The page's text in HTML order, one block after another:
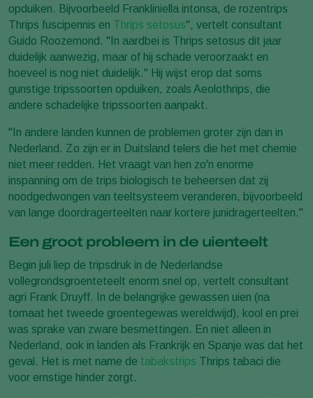
opduiken. Bijvoorbeeld Frankliniella intonsa, de rozentrips
Thrips fuscipennis en Thrips setosus", vertelt consultant
Guido Roozemond. "In aardbei is Thrips setosus dit jaar
duidelijk aanwezig, maar of hij schade veroorzaakt en
hoeveel is nog niet duidelijk." Hij wijst erop dat soms
gunstige tripssoorten opduiken, zoals Aeolothrips, die
andere schadelijke tripssoorten aanpakt.
"In andere landen kunnen de problemen groter zijn dan in
Nederland. Zo zijn er in Duitsland telers die het met chemie
niet meer redden. Het vraagt van hen zo'n enorme
inspanning om de trips biologisch te beheersen dat zij
noodgedwongen van teeltsysteem veranderen, bijvoorbeeld
van lange doordragerteelten naar kortere junidragerteelten."
Een groot probleem in de uienteelt
Begin juli liep de tripsdruk in de Nederlandse
vollegrondsgroenteteelt enorm snel op, vertelt consultant
agri Frank Druyff. In de belangrijke gewassen uien (na
tomaat het tweede groentegewas wereldwijd), kool en prei
was sprake van zware besmettingen. En niet alleen in
Nederland, ook in landen als Frankrijk en Spanje was dat het
geval. Het is met name de tabakstrips Thrips tabaci die
voor ernstige hinder zorgt.